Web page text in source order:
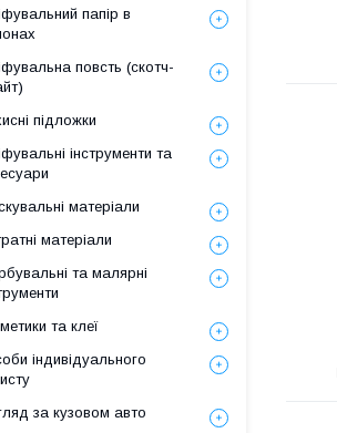
папір в
повсть (скотч-
підложки
інструменти та
матеріали
матеріали
та малярні
та клеї
індивідуального
за кузовом авто